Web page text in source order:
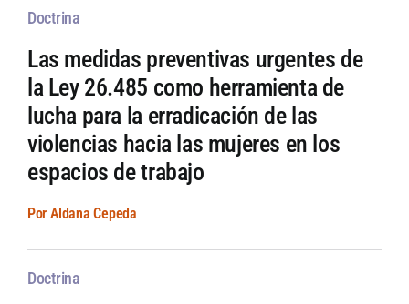
Doctrina
Las medidas preventivas urgentes de
la Ley 26.485 como herramienta de
lucha para la erradicación de las
violencias hacia las mujeres en los
espacios de trabajo
Por Aldana Cepeda
Doctrina